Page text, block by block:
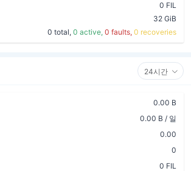
0 FIL
32 GiB
0 total, 0 active, 0 faults, 0 recoveries
24시간
0.00 B
0.00 B / 일
0.00
0
0 FIL